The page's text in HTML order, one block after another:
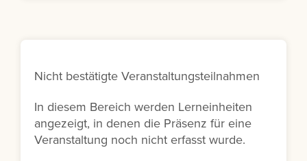
Nicht bestätigte Veranstaltungsteilnahmen
In diesem Bereich werden Lerneinheiten
angezeigt, in denen die Präsenz für eine
Veranstaltung noch nicht erfasst wurde.